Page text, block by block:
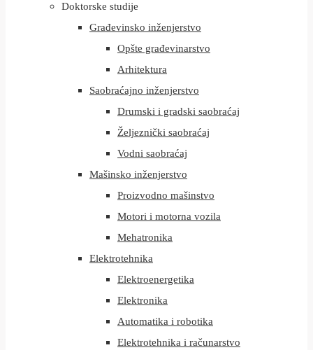
Doktorske studije
Građevinsko inženjerstvo
Opšte građevinarstvo
Arhitektura
Saobraćajno inženjerstvo
Drumski i gradski saobraćaj
Željeznički saobraćaj
Vodni saobraćaj
Mašinsko inženjerstvo
Proizvodno mašinstvo
Motori i motorna vozila
Mehatronika
Elektrotehnika
Elektroenergetika
Elektronika
Automatika i robotika
Elektrotehnika i računarstvo